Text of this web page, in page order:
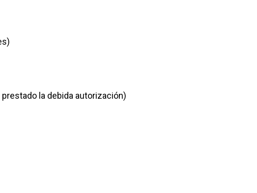
la debida autorización)